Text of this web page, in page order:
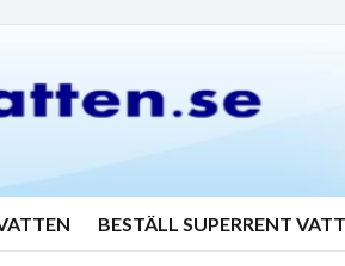
BESTÄLL SUPERRENT